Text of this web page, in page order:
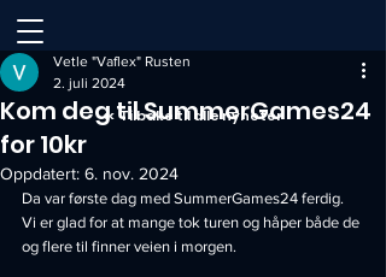
Kom deg til SummerGames24
for 10kr
Vetle "Vaflex" Rusten
2. juli 2024
Oppdatert: 6. nov. 2024
Da var første dag med SummerGames24 ferdig.
Vi er glad for at mange tok turen og håper både de
og flere til finner veien i morgen.
<< Tilbake til alle nyheter